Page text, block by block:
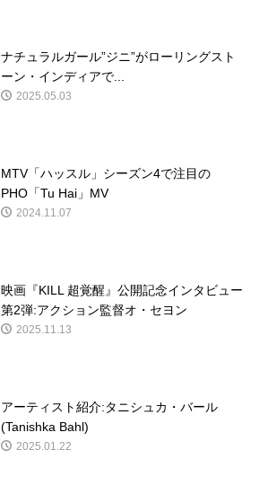
ナチュラルガール”ジニ”がローリングスト
ーン・インディアで...
2025.05.03
MTV「ハッスル」シーズン4で注目の
PHO「Tu Hai」MV
2024.11.07
映画『KILL 超覚醒』公開記念インタビュー
第2弾:アクション監督オ・セヨン
2025.11.13
アーティスト紹介:タニシュカ・バール
(Tanishka Bahl)
2025.01.22